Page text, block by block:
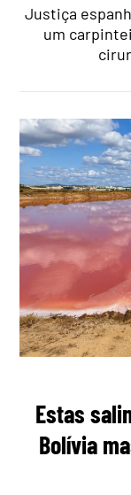
Justiça
um
Estas
Bolívia